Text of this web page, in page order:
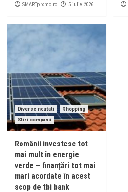
SMARTpromo.ro 5 iulie 2026
Diverse noutati
Shopping
Stiri companii
Românii investesc tot
mai mult în energie
verde – finanțări tot mai
mari acordate în acest
scop de tbi bank